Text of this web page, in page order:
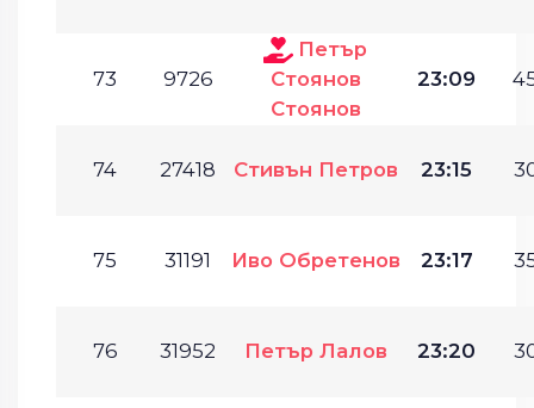
73 9726
Петър
Стоянов
Стоянов
23:09
74 27418 Стивън Петров 23:15
75 31191 Иво Обретенов 23:17
76 31952 Петър Лалов 23:20